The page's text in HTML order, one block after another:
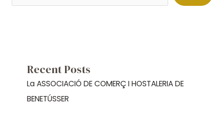
Recent Posts
La ASSOCIACIÓ DE COMERÇ I HOSTALERIA DE
BENETÚSSER